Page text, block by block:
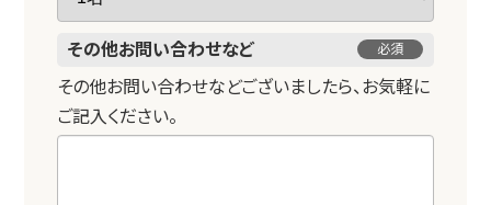
その他お問い合わせなど 必須
その他お問い合わせなどございましたら、お気軽に
ご記入ください。